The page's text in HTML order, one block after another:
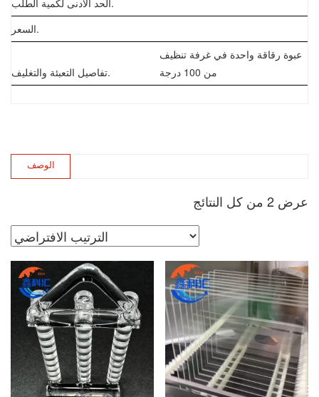
السعر.
تفاصيل التعبئة والتغليف.
عبوة رقاقة واحدة في غرفة تنظيف
من 100 درجة
الوصف
عرض ⁦2⁩ من كل النتائج